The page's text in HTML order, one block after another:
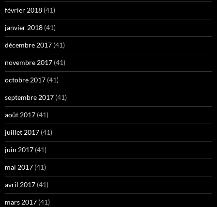
février 2018 (41)
janvier 2018 (41)
décembre 2017 (41)
novembre 2017 (41)
octobre 2017 (41)
septembre 2017 (41)
août 2017 (41)
juillet 2017 (41)
juin 2017 (41)
mai 2017 (41)
avril 2017 (41)
mars 2017 (41)